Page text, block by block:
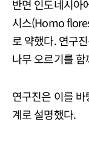
반면 인도네시아
시스(Homo
로 약했다. 연구
나무 오르기를
연구진은 이를
계로 설명했다.